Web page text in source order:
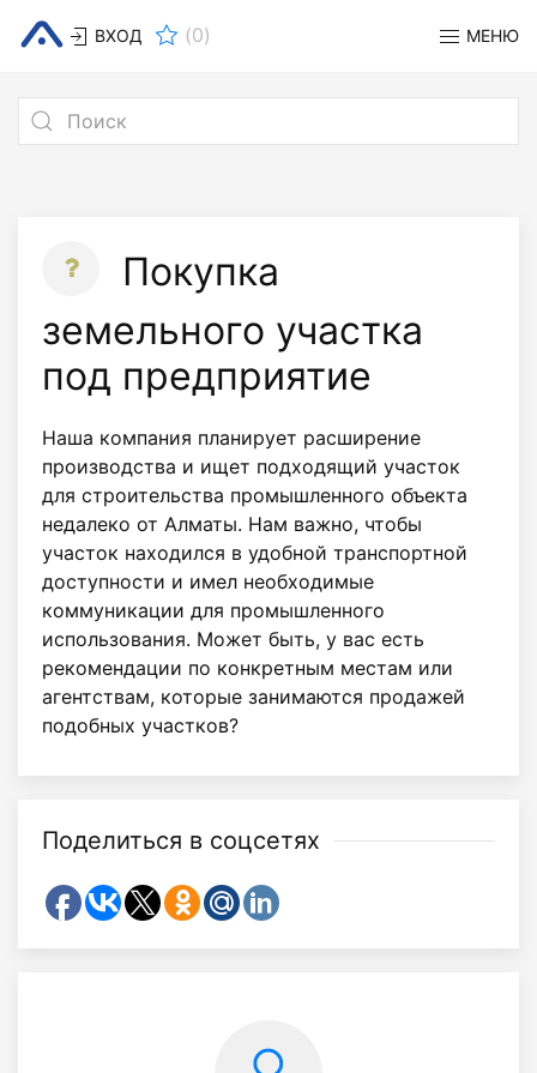
ВХОД (0) МЕНЮ
Покупка
земельного участка
под предприятие
Наша компания планирует расширение
производства и ищет подходящий участок
для строительства промышленного объекта
недалеко от Алматы. Нам важно, чтобы
участок находился в удобной транспортной
доступности и имел необходимые
коммуникации для промышленного
использования. Может быть, у вас есть
рекомендации по конкретным местам или
агентствам, которые занимаются продажей
подобных участков?
Поделиться в соцсетях